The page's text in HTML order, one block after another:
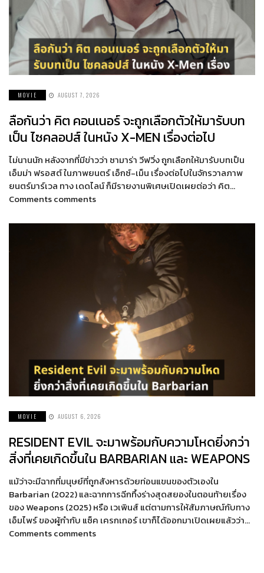
MOVIE AUGUST 7, 2026
ลือกันว่า คิต คอนเนอร์ จะถูกเลือกตัวให้มารับบท
เป็น ไซคลอปส์ ในหนัง X-MEN เรื่องต่อไป
ไม่นานนัก หลังจากที่มีข่าวว่า ซามาร่า วีฟวิ่ง ถูกเลือกให้มารับบทเป็น
เอ็มม่า ฟรอสต์ ในภาพยนตร์ เอ็กซ์-เม็น เรื่องต่อไปในจักรวาลภาพ
ยนตร์มาร์เวล ทาง เดดไลน์ ก็มีรายงานพิเศษเปิดเผยต่อว่า คิต…
Comments comments
MOVIE AUGUST 6, 2026
RESIDENT EVIL จะมาพร้อมกับความโหดยิ่งกว่า
สิ่งที่เคยเกิดขึ้นใน BARBARIAN และ WEAPONS
แม้ว่าจะมีฉากที่มนุษย์ที่ถูกสังหารด้วยท่อนแขนของตัวเองใน
Barbarian (2022) และฉากการฉีกทึ้งร่างสุดสยองในตอนท้ายเรื่อง
ของ Weapons (2025) หรือ เวเพินส์ แต่ตามการให้สัมภาษณ์กับทาง
เอ็มไพร์ ของผู้กำกับ แซ็ค เครกเกอร์ เขาก็ได้ออกมาเปิดเผยแล้วว่า…
Comments comments